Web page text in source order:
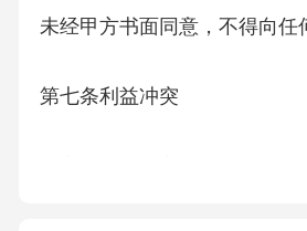
未经甲方书面同意，不得向任
第七条利益冲突